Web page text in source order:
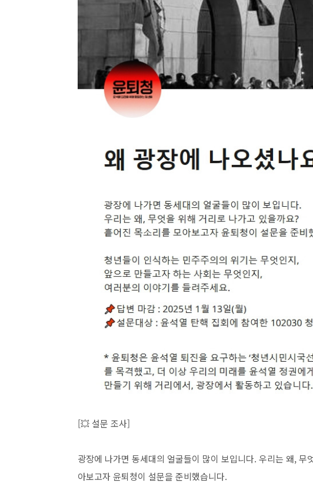
[💥 설문 조사]
광장에 나가면 동세대의 얼굴들이 많이 보입니다. 우리는 왜,
아보고자 윤퇴청이 설문을 준비했습니다.